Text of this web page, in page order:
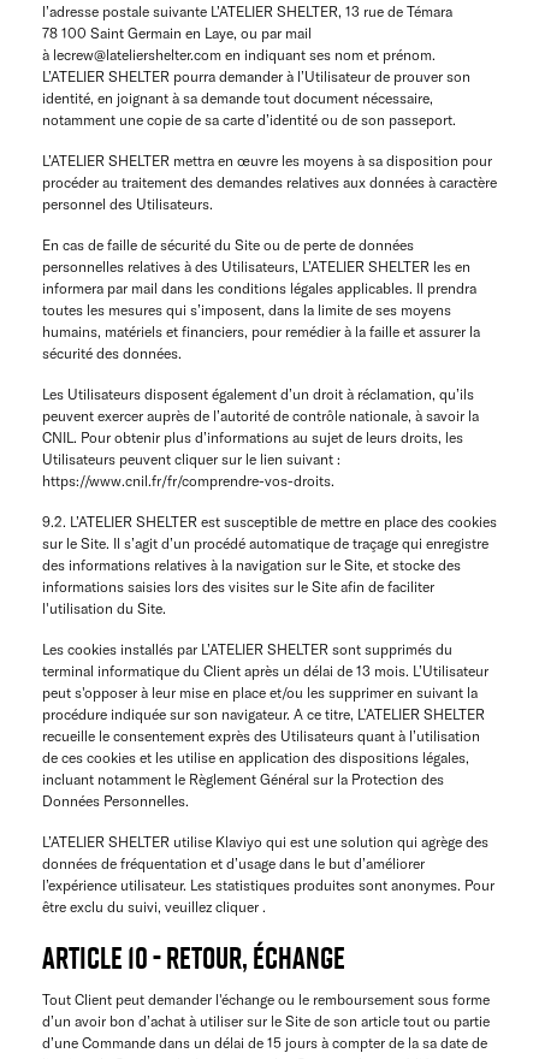
l’adresse postale suivante L’ATELIER SHELTER, 13 rue de Témara
78 100 Saint Germain en Laye, ou par mail
à lecrew@lateliershelter.com en indiquant ses nom et prénom.
L’ATELIER SHELTER pourra demander à l’Utilisateur de prouver son
identité, en joignant à sa demande tout document nécessaire,
notamment une copie de sa carte d’identité ou de son passeport.
L’ATELIER SHELTER mettra en œuvre les moyens à sa disposition pour
procéder au traitement des demandes relatives aux données à caractère
personnel des Utilisateurs.
En cas de faille de sécurité du Site ou de perte de données
personnelles relatives à des Utilisateurs, L’ATELIER SHELTER les en
informera par mail dans les conditions légales applicables. Il prendra
toutes les mesures qui s’imposent, dans la limite de ses moyens
humains, matériels et financiers, pour remédier à la faille et assurer la
sécurité des données.
Les Utilisateurs disposent également d’un droit à réclamation, qu’ils
peuvent exercer auprès de l’autorité de contrôle nationale, à savoir la
CNIL. Pour obtenir plus d’informations au sujet de leurs droits, les
Utilisateurs peuvent cliquer sur le lien suivant :
https://www.cnil.fr/fr/comprendre-vos-droits.
9.2. L’ATELIER SHELTER est susceptible de mettre en place des cookies
sur le Site. Il s’agit d’un procédé automatique de traçage qui enregistre
des informations relatives à la navigation sur le Site, et stocke des
informations saisies lors des visites sur le Site afin de faciliter
l'utilisation du Site.
Les cookies installés par L’ATELIER SHELTER sont supprimés du
terminal informatique du Client après un délai de 13 mois. L’Utilisateur
peut s'opposer à leur mise en place et/ou les supprimer en suivant la
procédure indiquée sur son navigateur. A ce titre, L’ATELIER SHELTER
recueille le consentement exprès des Utilisateurs quant à l’utilisation
de ces cookies et les utilise en application des dispositions légales,
incluant notamment le Règlement Général sur la Protection des
Données Personnelles.
L’ATELIER SHELTER utilise Klaviyo qui est une solution qui agrège des
données de fréquentation et d’usage dans le but d’améliorer
l’expérience utilisateur. Les statistiques produites sont anonymes. Pour
être exclu du suivi, veuillez cliquer .
ARTICLE 10 - RETOUR, ÉCHANGE
Tout Client peut demander l'échange ou le remboursement sous forme
d’un avoir bon d’achat à utiliser sur le Site de son article tout ou partie
d’une Commande dans un délai de 15 jours à compter de la sa date de